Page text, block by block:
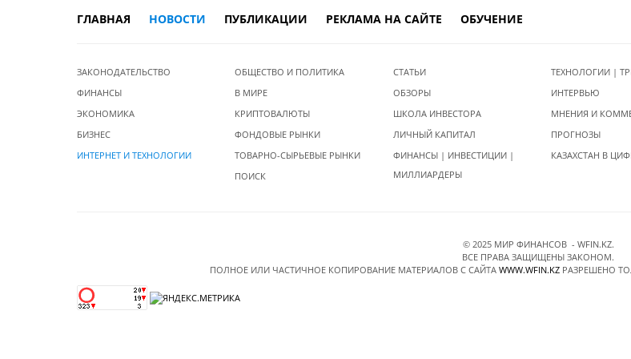
ГЛАВНАЯ НОВОСТИ ПУБЛИКАЦИИ РЕКЛАМА НА САЙТЕ ОБУЧЕНИЕ
ЗАКОНОДАТЕЛЬСТВО
ФИНАНСЫ
ЭКОНОМИКА
БИЗНЕС
ИНТЕРНЕТ И ТЕХНОЛОГИИ
ОБЩЕСТВО И ПОЛИТИКА
В МИРЕ
КРИПТОВАЛЮТЫ
ФОНДОВЫЕ РЫНКИ
ТОВАРНО-СЫРЬЕВЫЕ РЫНКИ
ПОИСК
СТАТЬИ
ОБЗОРЫ
ШКОЛА ИНВЕСТОРА
ЛИЧНЫЙ КАПИТАЛ
ФИНАНСЫ | ИНВЕСТИЦИИ |
МИЛЛИАРДЕРЫ
ТЕХНОЛОГИИ |
ИНТЕРВЬЮ
МНЕНИЯ И
ПРОГНОЗЫ
КАЗАХСТАН В
© 2025 МИР ФИНАНСОВ - WFIN.KZ.
ВСЕ ПРАВА ЗАЩИЩЕНЫ ЗАКОНОМ.
ПОЛНОЕ ИЛИ ЧАСТИЧНОЕ КОПИРОВАНИЕ МАТЕРИАЛОВ C САЙТА WWW.WFIN.KZ РАЗРЕШЕНО